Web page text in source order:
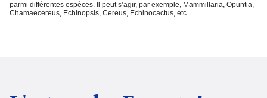
parmi différentes espèces. Il peut s’agir, par exemple, Mammillaria, Opuntia,
Chamaecereus, Echinopsis, Cereus, Echinocactus, etc.